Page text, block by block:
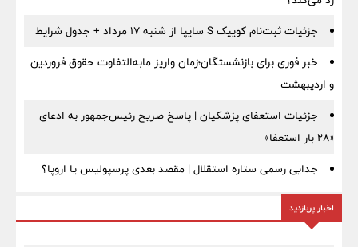
جزئیات ثبت‌نام کوییک S سایپا از شنبه ۱۷ مرداد + جدول شرایط
خبر فوری برای بازنشستگان؛زمان واریز مابه‌التفاوت حقوق فروردین
و اردیبهشت
جزئیات استعفای پزشکیان | پاسخ صریح رئیس‌جمهور به ادعای
«۲۸ بار استعفا»
جدایی رسمی ستاره استقلال | مقصد بعدی پرسپولیس یا اروپا؟
اخبار پربازدید